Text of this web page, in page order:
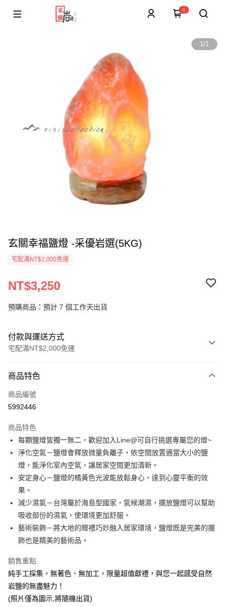
0
1/1
玄關幸福鹽燈 -采優岩選(5KG)
宅配滿NT$2,000免運
NT$3,250
預購商品：預計 7 個工作天出貨
付款與運送方式
宅配滿NT$2,000免運
信用卡一次付款
LINE Pay
街口支付
悠遊付
ATM付款
運送方式
宅配通
每筆NT$120，滿NT$2,000(含以上)免運費
商品特色
商品編號
5992446
商品特色
每顆鹽燈皆獨一無二，歡迎加入Line@可自行挑選專屬您的燈~
淨化空氣－鹽燈會釋放微量負離子，依空間放置適當大小的鹽
燈，能淨化室內空氣，讓居家空間更加清新。
安定身心－鹽燈的橘黃色光波能放鬆身心，達到心靈平衡的效
果。
減少濕氣－台灣屬於海島型國家，氣候潮濕，擺放鹽燈可以幫助
吸收部份的濕氣，使環境更加舒服。
藝術裝飾－將大地的贈禮巧妙融入居家環境，鹽燈既是完美的擺
飾也是精美的藝術品。
銷售重點
純手工採集，無著色、無加工，限量超值獻禮，與您一起感受自然
岩鹽的無盡魅力！
(照片僅為圖示,將隨機出貨)